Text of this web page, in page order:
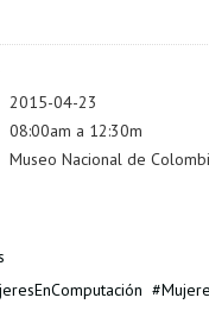
2015-04-23
08:00am a 12:30m
Museo Nacional de